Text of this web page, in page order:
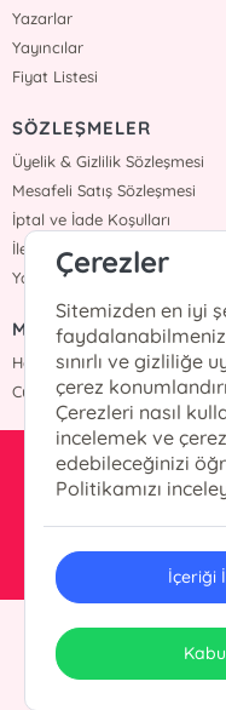
Yazarlar
Yayıncılar
Fiyat Listesi
SÖZLEŞMELER
Üyelik & Gizlilik Sözleşmesi
Mesafeli Satış Sözleşmesi
İptal ve İade Koşulları
İletişim
Yardım
MÜŞTERİ HİZMETLERİ
Hafta içi :09:00 - 18:00
Cumartesi :09:00 - 18:00
© 2024 Okur
Çerezler
Sitemizden en iyi
sınırlı ve gizliliğe
çerez
Çerezleri nasıl
incelemek ve
edebileceğinizi
Politikamızı
İçeriği